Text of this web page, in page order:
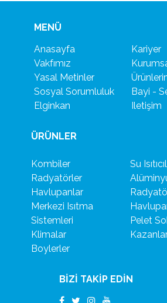
MENÜ
Anasayfa
Vakfımız
Yasal Metinler
Sosyal Sorumluluk
Elginkan
Kariyer
Bayi -
Iletişim
ÜRÜNLER
Kombiler
Radyatörler
Havlupanlar
Merkezi Isıtma
Sistemleri
Klimalar
Boylerler
Su
Pelet
BİZİ TAKİP EDİN